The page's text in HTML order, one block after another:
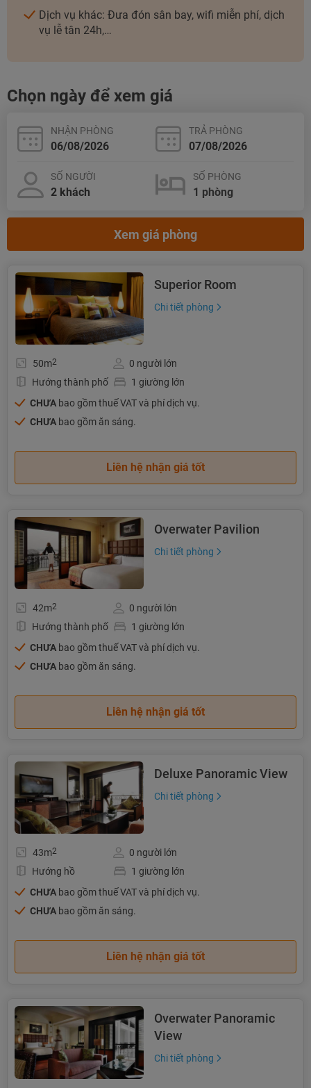
Dịch vụ khác: Đưa đón sân bay, wifi miễn phí, dịch
vụ lễ tân 24h,…
Chọn ngày để xem giá
NHẬN PHÒNG TRẢ PHÒNG
SỐ NGƯỜI SỐ PHÒNG
Xem giá phòng
Superior Room
Chi tiết phòng
50m2
0 người lớn
Hướng thành phố
1 giường lớn
CHƯA bao gồm thuế VAT và phí dịch vụ.
CHƯA bao gồm ăn sáng.
Liên hệ nhận giá tốt
Overwater Pavilion
Chi tiết phòng
42m2
0 người lớn
Hướng thành phố
1 giường lớn
CHƯA bao gồm thuế VAT và phí dịch vụ.
CHƯA bao gồm ăn sáng.
Liên hệ nhận giá tốt
Deluxe Panoramic View
Chi tiết phòng
43m2
0 người lớn
Hướng hồ
1 giường lớn
CHƯA bao gồm thuế VAT và phí dịch vụ.
CHƯA bao gồm ăn sáng.
Liên hệ nhận giá tốt
Overwater Panoramic
View
Chi tiết phòng